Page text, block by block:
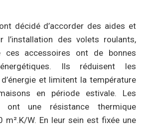
décidé d’accorder des aides et
l’installation des volets roulants,
ces accessoires ont de bonnes
Ils réduisent les
et limitent la température
en période estivale. Les
ont une résistance thermique
m².K/W. En leur sein est fixée une